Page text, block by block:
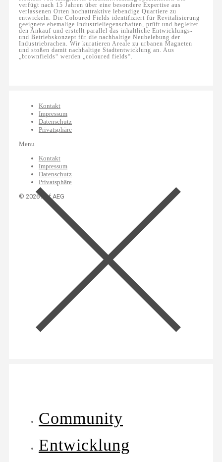
verfügt nach 15 Jahren über eine besondere Expertise aus
verlassenen Orten hochattraktive lebendige Quartiere zu
entwickeln. Die Coloured Fields identifiziert für Revitalisierung
geeignete ehemalige Industrieliegenschaften, prüft und begleitet
den Ankauf und erstellt parallel das inhaltliche Entwicklungs-
und Betriebskonzept für die nachhaltige Neubelebung der
Industriebrachen. Wir kuratieren Areale zu urbanen Magneten
und stoßen damit nachhaltige Stadtentwicklung an. Aus
„brownfields“ werden „coloured fields“.
Kontakt
Impressum
Datenschutz
Privatsphäre
Menu
Kontakt
Impressum
Datenschutz
Privatsphäre
© 2026 Auf AEG
Community
Entwicklung